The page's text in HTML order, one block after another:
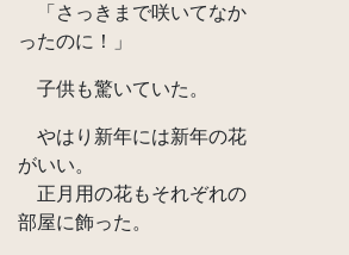
「さっきまで咲いてなか
ったのに！」
子供も驚いていた。
やはり新年には新年の花
がいい。
正月用の花もそれぞれの
部屋に飾った。